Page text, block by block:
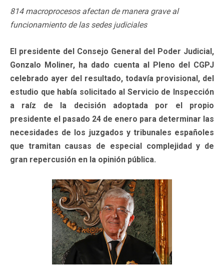
814 macroprocesos afectan de manera grave al
funcionamiento de las sedes judiciales
El presidente del Consejo General del Poder Judicial,
Gonzalo Moliner, ha dado cuenta al Pleno del CGPJ
celebrado ayer del resultado, todavía provisional, del
estudio que había solicitado al Servicio de Inspección
a raíz de la decisión adoptada por el propio
presidente el pasado 24 de enero para determinar las
necesidades de los juzgados y tribunales españoles
que tramitan causas de especial complejidad y de
gran repercusión en la opinión pública.